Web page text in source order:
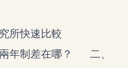
所快速比較
年制差在哪？
二、